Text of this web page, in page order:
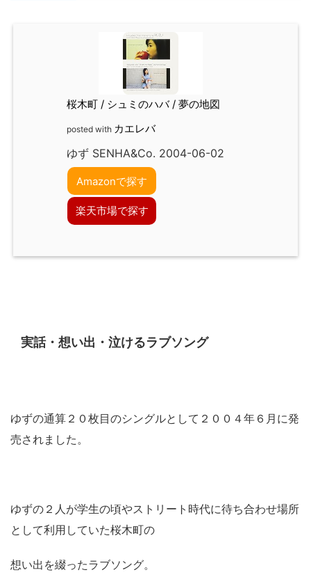
桜木町 / シュミのハバ / 夢の地図
posted with カエレバ
ゆず SENHA&Co. 2004-06-02
Amazonで探す
楽天市場で探す
実話・想い出・泣けるラブソング
ゆずの通算２０枚目のシングルとして２００４年６月に発
売されました。
ゆずの２人が学生の頃やストリート時代に待ち合わせ場所
として利用していた桜木町の
想い出を綴ったラブソング。